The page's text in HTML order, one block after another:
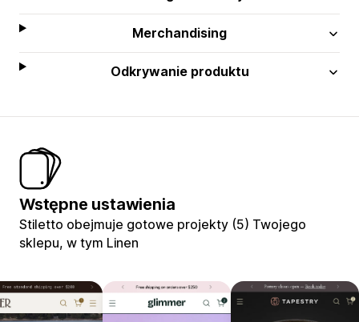
Merchandising
Odkrywanie produktu
Wstępne ustawienia
Stiletto obejmuje gotowe projekty (5) Twojego
sklepu, w tym Linen